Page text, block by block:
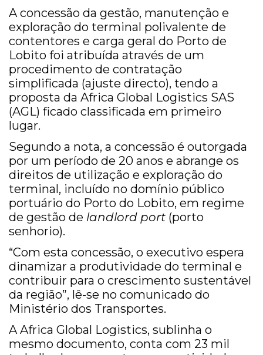
A concessão da gestão, manutenção e
exploração do terminal polivalente de
contentores e carga geral do Porto de
Lobito foi atribuída através de um
procedimento de contratação
simplificada (ajuste directo), tendo a
proposta da Africa Global Logistics SAS
(AGL) ficado classificada em primeiro
lugar.
Segundo a nota, a concessão é outorgada
por um período de 20 anos e abrange os
direitos de utilização e exploração do
terminal, incluído no domínio público
portuário do Porto do Lobito, em regime
de gestão de landlord port (porto
senhorio).
“Com esta concessão, o executivo espera
dinamizar a produtividade do terminal e
contribuir para o crescimento sustentável
da região”, lê-se no comunicado do
Ministério dos Transportes.
A Africa Global Logistics, sublinha o
mesmo documento, conta com 23 mil